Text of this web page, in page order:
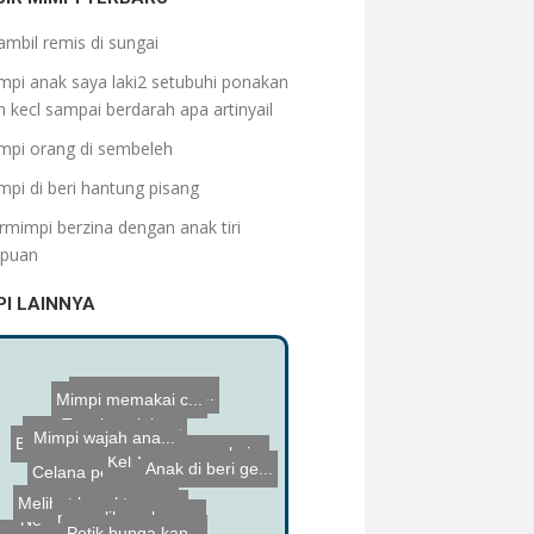
remis di sungai
anak saya laki2 setubuhi ponakan
kecl sampai berdarah apa artinyail
orang di sembeleh
di beri hantung pisang
berzina dengan anak tiri
LAINNYA
menceboki kepon...
uang didom...
anak tenggelam ...
Celana pendek s...
Keluar cacing m...
selingkuh...
Diberi uang koi...
Melihat kapal t...
Membeli peci wa...
Tertelan gigi p...